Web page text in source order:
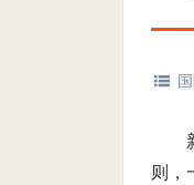
则，